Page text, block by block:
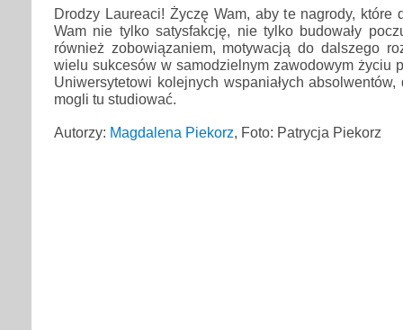
Drodzy Laureaci! Życzę Wam, aby te nagrody, które
Wam nie tylko satysfakcję, nie tylko budowały
również zobowiązaniem, motywacją do dalszego
wielu sukcesów w samodzielnym zawodowym życiu
Uniwersytetowi kolejnych wspaniałych
mogli tu studiować.
Autorzy: Magdalena Piekorz, Foto: Patrycja Piekorz